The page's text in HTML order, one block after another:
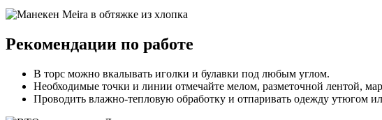
Рекомендации по работе
В торс можно вкалывать иголки и булавки под любым углом.
Необходимые точки и линии отмечайте мелом, разметочной лентой,
Проводить влажно-тепловую обработку и отпаривать одежду утюгом